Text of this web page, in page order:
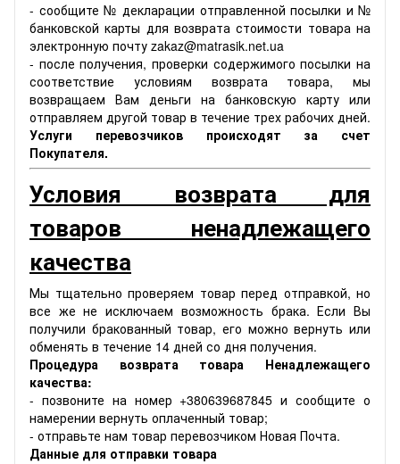
- сообщите № декларации отправленной посылки и №
банковской карты для возврата стоимости товара на
электронную почту zakaz@matrasik.net.ua
- после получения, проверки содержимого посылки на
соответствие условиям возврата товара, мы
возвращаем Вам деньги на банковскую карту или
отправляем другой товар в течение трех рабочих дней.
Услуги перевозчиков происходят за счет
Покупателя.
Условия возврата для
товаров ненадлежащего
качества
Мы тщательно проверяем товар перед отправкой, но
все же не исключаем возможность брака. Если Вы
получили бракованный товар, его можно вернуть или
обменять в течение 14 дней со дня получения.
Процедура возврата товара Ненадлежащего
качества:
- позвоните на номер +380639687845 и сообщите о
намерении вернуть оплаченный товар;
- отправьте нам товар перевозчиком Новая Почта.
Данные для отправки товара